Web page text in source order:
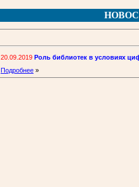
20.09.2019 Роль библиотек в условиях
Подробнее »